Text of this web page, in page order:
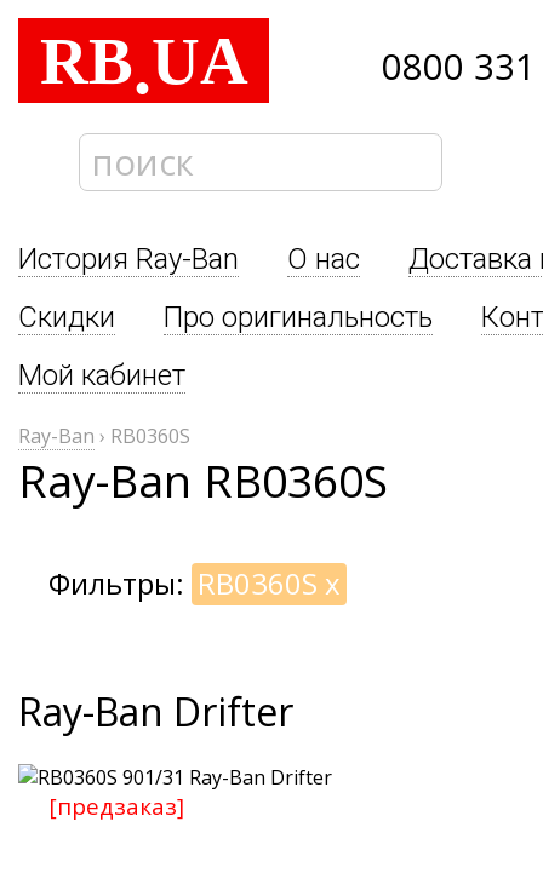
RB.UA 0800
История Ray-Ban О нас
Доставка
Скидки
Про оригинальность
Мой кабинет
Ray-Ban › RB0360S
Ray-Ban RB0360S
Фильтры: RB0360S x
Ray-Ban Drifter
[предзаказ]